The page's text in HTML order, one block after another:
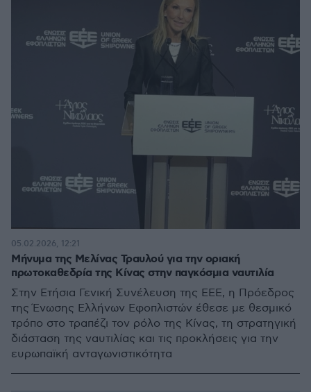
Μήνυμα της Μελίνας Τραυλού για την οριακή
πρωτοκαθεδρία της Κίνας στην παγκόσμια ναυτιλία
Στην Ετήσια Γενική Συνέλευση της ΕΕΕ, η Πρόεδρος
της Ένωσης Ελλήνων Εφοπλιστών έθεσε με θεσμικό
τρόπο στο τραπέζι τον ρόλο της Κίνας, τη στρατηγική
διάσταση της ναυτιλίας και τις προκλήσεις για την
ευρωπαϊκή ανταγωνιστικότητα
05.02.2026, 12:21